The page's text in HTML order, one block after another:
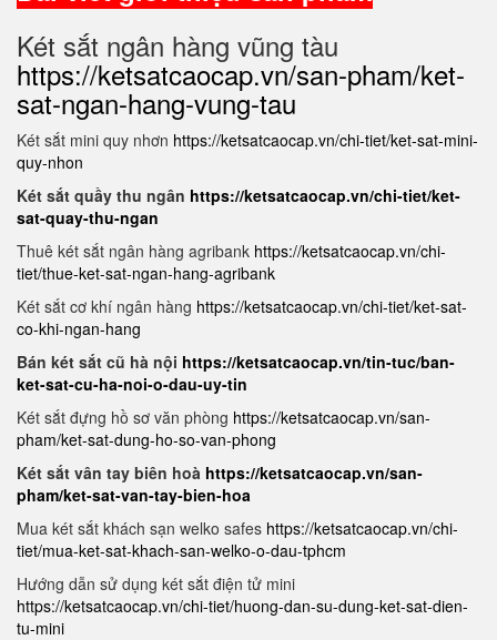
Két sắt ngân hàng vũng tàu
https://ketsatcaocap.vn/san-pham/ket-
sat-ngan-hang-vung-tau
Két sắt mini quy nhơn https://ketsatcaocap.vn/chi-tiet/ket-sat-mini-
quy-nhon
Két sắt quầy thu ngân https://ketsatcaocap.vn/chi-tiet/ket-
sat-quay-thu-ngan
Thuê két sắt ngân hàng agribank https://ketsatcaocap.vn/chi-
tiet/thue-ket-sat-ngan-hang-agribank
Két sắt cơ khí ngân hàng https://ketsatcaocap.vn/chi-tiet/ket-sat-
co-khi-ngan-hang
Bán két sắt cũ hà nội https://ketsatcaocap.vn/tin-tuc/ban-
ket-sat-cu-ha-noi-o-dau-uy-tin
Két sắt đựng hồ sơ văn phòng https://ketsatcaocap.vn/san-
pham/ket-sat-dung-ho-so-van-phong
Két sắt vân tay biên hoà https://ketsatcaocap.vn/san-
pham/ket-sat-van-tay-bien-hoa
Mua két sắt khách sạn welko safes https://ketsatcaocap.vn/chi-
tiet/mua-ket-sat-khach-san-welko-o-dau-tphcm
Hướng dẫn sử dụng két sắt điện tử mini
https://ketsatcaocap.vn/chi-tiet/huong-dan-su-dung-ket-sat-dien-
tu-mini